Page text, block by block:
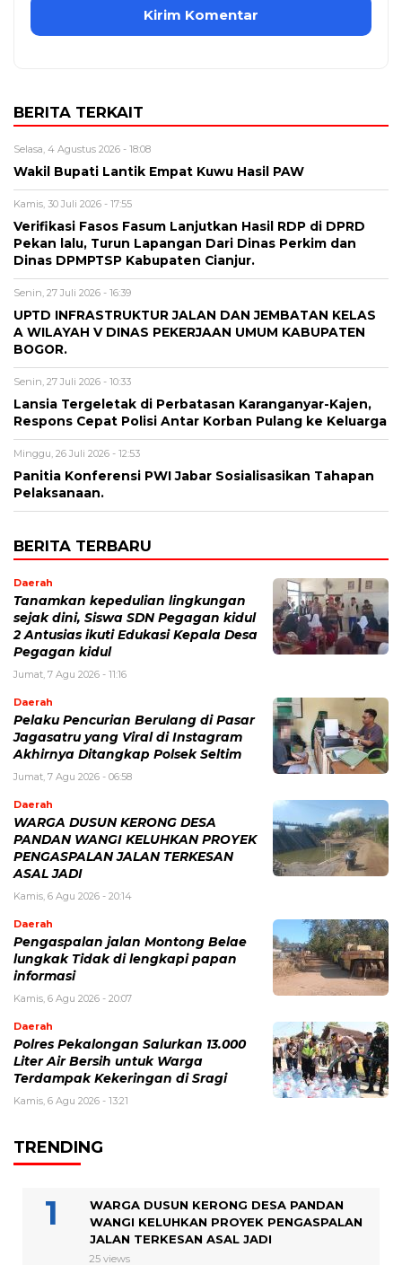
BERITA TERKAIT
Selasa, 4 Agustus 2026 - 18:08
Wakil Bupati Lantik Empat Kuwu Hasil PAW
Kamis, 30 Juli 2026 - 17:55
Verifikasi Fasos Fasum Lanjutkan Hasil RDP di DPRD
Pekan lalu, Turun Lapangan Dari Dinas Perkim dan
Dinas DPMPTSP Kabupaten Cianjur.
Senin, 27 Juli 2026 - 16:39
UPTD INFRASTRUKTUR JALAN DAN JEMBATAN KELAS
A WILAYAH V DINAS PEKERJAAN UMUM KABUPATEN
BOGOR.
Senin, 27 Juli 2026 - 10:33
Lansia Tergeletak di Perbatasan Karanganyar-Kajen,
Respons Cepat Polisi Antar Korban Pulang ke Keluarga
Minggu, 26 Juli 2026 - 12:53
Panitia Konferensi PWI Jabar Sosialisasikan Tahapan
Pelaksanaan.
BERITA TERBARU
Daerah
Tanamkan kepedulian lingkungan
sejak dini, Siswa SDN Pegagan kidul
2 Antusias ikuti Edukasi Kepala Desa
Pegagan kidul
Jumat, 7 Agu 2026 - 11:16
Daerah
Pelaku Pencurian Berulang di Pasar
Jagasatru yang Viral di Instagram
Akhirnya Ditangkap Polsek Seltim
Jumat, 7 Agu 2026 - 06:58
Daerah
WARGA DUSUN KERONG DESA
PANDAN WANGI KELUHKAN PROYEK
PENGASPALAN JALAN TERKESAN
ASAL JADI
Kamis, 6 Agu 2026 - 20:14
Daerah
Pengaspalan jalan Montong Belae
lungkak Tidak di lengkapi papan
informasi
Kamis, 6 Agu 2026 - 20:07
Daerah
Polres Pekalongan Salurkan 13.000
Liter Air Bersih untuk Warga
Terdampak Kekeringan di Sragi
Kamis, 6 Agu 2026 - 13:21
TRENDING
WARGA DUSUN KERONG DESA PANDAN
WANGI KELUHKAN PROYEK PENGASPALAN
JALAN TERKESAN ASAL JADI
25 views